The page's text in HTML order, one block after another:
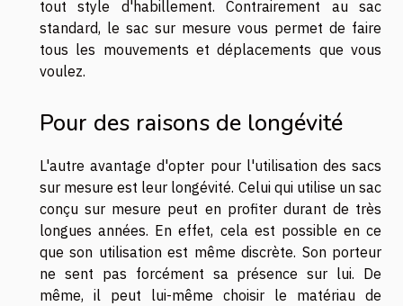
tout style d'habillement. Contrairement au sac
standard, le sac sur mesure vous permet de faire
tous les mouvements et déplacements que vous
voulez.
Pour des raisons de longévité
L'autre avantage d'opter pour l'utilisation des sacs
sur mesure est leur longévité. Celui qui utilise un sac
conçu sur mesure peut en profiter durant de très
longues années. En effet, cela est possible en ce
que son utilisation est même discrète. Son porteur
ne sent pas forcément sa présence sur lui. De
même, il peut lui-même choisir le matériau de